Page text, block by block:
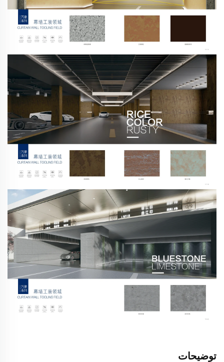
توضیحات